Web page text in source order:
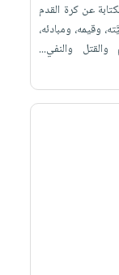
عن كرة القدم
وقيمه، ومبادئه،
والنفي...